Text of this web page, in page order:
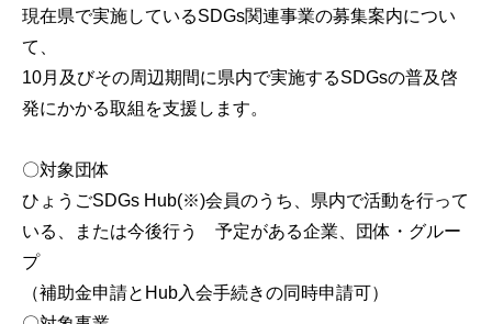
現在県で実施しているSDGs関連事業の募集案内につい
て、
10月及びその周辺期間に県内で実施するSDGsの普及啓
発にかかる取組を支援します。
〇対象団体
ひょうごSDGs Hub(※)会員のうち、県内で活動を行って
いる、または今後行う 予定がある企業、団体・グルー
プ
（補助金申請とHub入会手続きの同時申請可）